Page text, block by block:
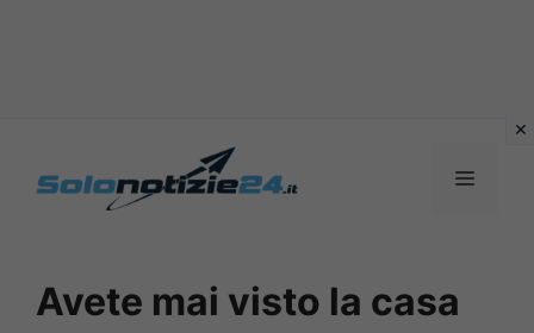
MENU
Avete mai visto la casa